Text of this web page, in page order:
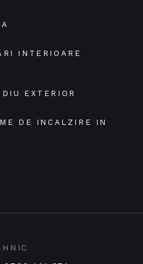
INTERIOARE
EXTERIOR
DE INCALZIRE IN